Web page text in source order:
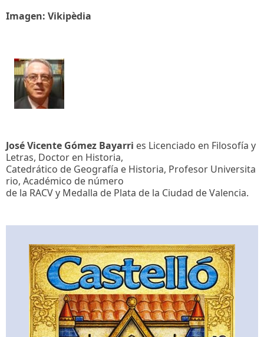
Imagen: Vikipèdia
José Vicente Gómez Bayarri es Licenciado en Filosofía y
Letras, Doctor en Historia,
Catedrático de Geografía e Historia, Profesor Universita
rio, Académico de número
de la RACV y Medalla de Plata de la Ciudad de Valencia.